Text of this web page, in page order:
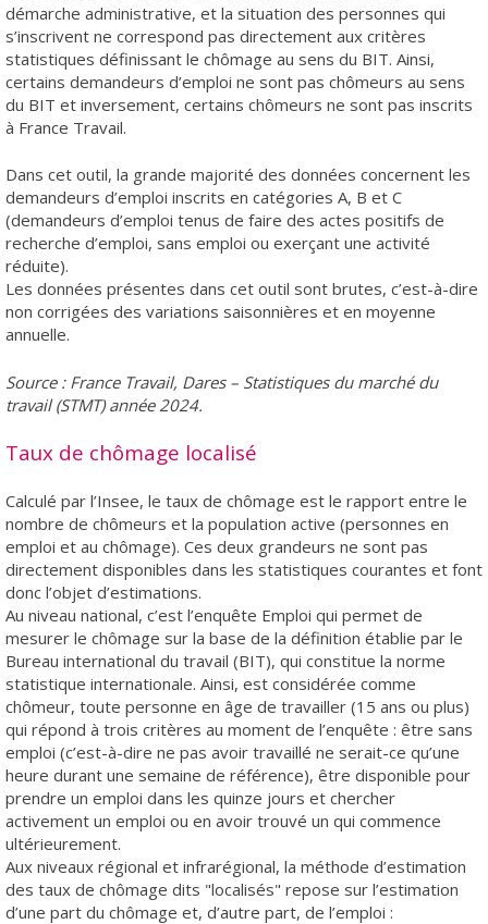
démarche administrative, et la situation des personnes qui
s’inscrivent ne correspond pas directement aux critères
statistiques définissant le chômage au sens du BIT. Ainsi,
certains demandeurs d’emploi ne sont pas chômeurs au sens
du BIT et inversement, certains chômeurs ne sont pas inscrits
à France Travail.
Dans cet outil, la grande majorité des données concernent les
demandeurs d’emploi inscrits en catégories A, B et C
(demandeurs d’emploi tenus de faire des actes positifs de
recherche d’emploi, sans emploi ou exerçant une activité
réduite).
Les données présentes dans cet outil sont brutes, c’est-à-dire
non corrigées des variations saisonnières et en moyenne
annuelle.
Source : France Travail, Dares – Statistiques du marché du
travail (STMT) année 2024.
Taux de chômage localisé
Calculé par l’Insee, le taux de chômage est le rapport entre le
nombre de chômeurs et la population active (personnes en
emploi et au chômage). Ces deux grandeurs ne sont pas
directement disponibles dans les statistiques courantes et font
donc l’objet d’estimations.
Au niveau national, c’est l’enquête Emploi qui permet de
mesurer le chômage sur la base de la définition établie par le
Bureau international du travail (BIT), qui constitue la norme
statistique internationale. Ainsi, est considérée comme
chômeur, toute personne en âge de travailler (15 ans ou plus)
qui répond à trois critères au moment de l’enquête : être sans
emploi (c’est-à-dire ne pas avoir travaillé ne serait-ce qu’une
heure durant une semaine de référence), être disponible pour
prendre un emploi dans les quinze jours et chercher
activement un emploi ou en avoir trouvé un qui commence
ultérieurement.
Aux niveaux régional et infrarégional, la méthode d’estimation
des taux de chômage dits "localisés" repose sur l’estimation
d’une part du chômage et, d’autre part, de l’emploi :